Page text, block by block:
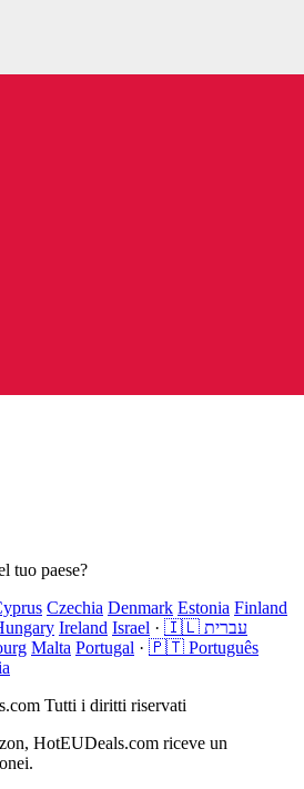
tuo paese?
Czechia Denmark Estonia Finland
Ireland Israel ·
🇮🇱 עברית
Malta Portugal · 🇵🇹 Português
Tutti i diritti riservati
HotEUDeals.com riceve un